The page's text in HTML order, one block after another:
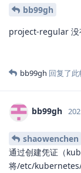
bb99gh
project-regular 没
bb99gh 回复了
bb99gh
shaowenchen
通过创建凭证（
将/etc/